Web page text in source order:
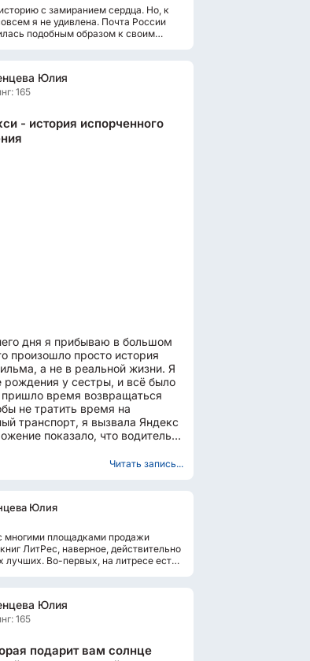
с замиранием сердца. Но, к
я не удивлена. Почта России
подобным образом к своим
Юлия
165
- история испорченного
дня я прибываю в большом
произошло просто история
а не в реальной жизни. Я
рождения у сестры, и всё было
время возвращаться
не тратить время на
транспорт, я вызвала Яндекс
показало, что водитель
Читать запись...
Юлия
многими площадками продажи
ЛитРес, наверное, действительно
лучших. Во-первых, на литресе есть
Юлия
165
подарит вам солнце